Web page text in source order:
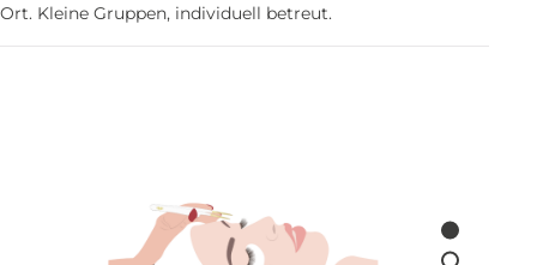
Ort. Kleine Gruppen, individuell betreut.